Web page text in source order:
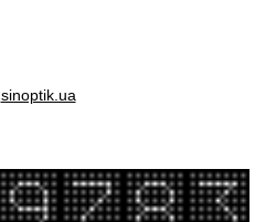
sinoptik.ua